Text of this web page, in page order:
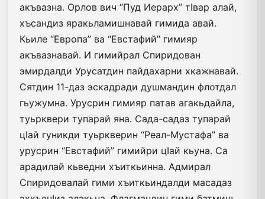
акъвазна. Орлов вич “Пуд Иерарх” тIвар алай,
хъсандиз яракьламишнавай гимида авай.
Кьиле “Европа” ва “Евстафий” гимияр
акъвазнавай. И гимийрал Спиридован
эмирдалди Урусатдин пайдахарни хкажнавай.
Сятдин 11-даз эскадради душмандин флотдал
гьужумна. Урусрин гимияр патав агакьдайла,
туьрквери тупарай яна. Сада-садаз тупарай
цIай гуникди туьркверин “Реал-Мустафа” ва
урусрин “Евстафий” гимийри цIай кьуна. Са
ара­ди­лай кьведни хъиткьинна. Адмирал
Спиридовалай гими хъиткьиндалди масадаз